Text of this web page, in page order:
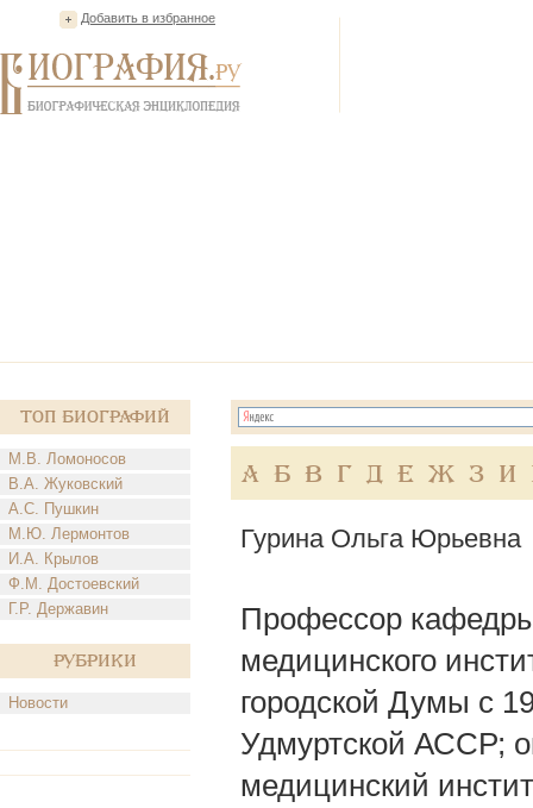
Добавить в избранное
Топ Биографий
М.В. Ломоносов
В.А. Жуковский
А.С. Пушкин
М.Ю. Лермонтов
И.А. Крылов
Ф.М. Достоевский
Г.Р. Державин
Рубрики
Новости
А Б В Г Д Е Ж З И
Гурина Ольга Юрьевна
Профессор кафедры
медицинского
городской Думы с
Удмуртской АССР;
медицинский